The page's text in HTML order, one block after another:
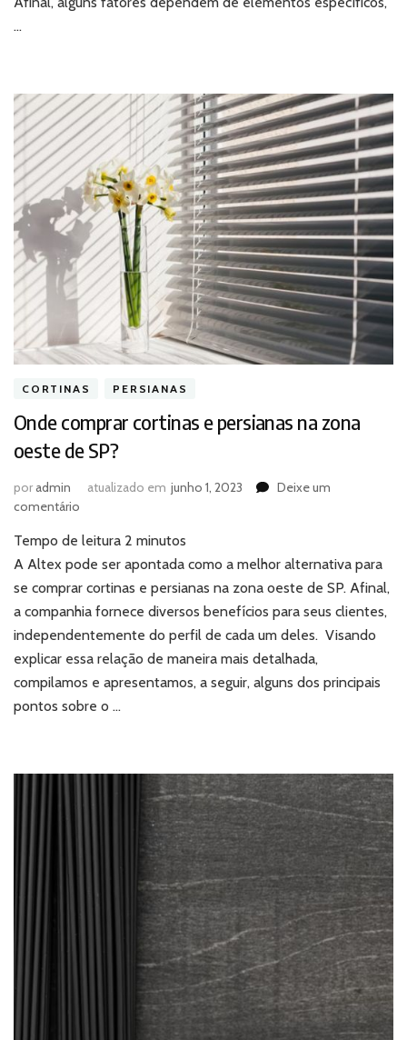
…
CORTINAS PERSIANAS
Onde comprar cortinas e persianas na zona
oeste de SP?
poradmin atualizado em junho 1, 2023
Deixe um
comentário
comprar
cortinas
e
na
zona
oeste
de
Tempo de leitura 2 minutos
A Altex pode ser apontada como a melhor alternativa para
se comprar cortinas e persianas na zona oeste de SP. Afinal,
a companhia fornece diversos benefícios para seus clientes,
independentemente do perfil de cada um deles. Visando
explicar essa relação de maneira mais detalhada,
compilamos e apresentamos, a seguir, alguns dos principais
pontos sobre o …